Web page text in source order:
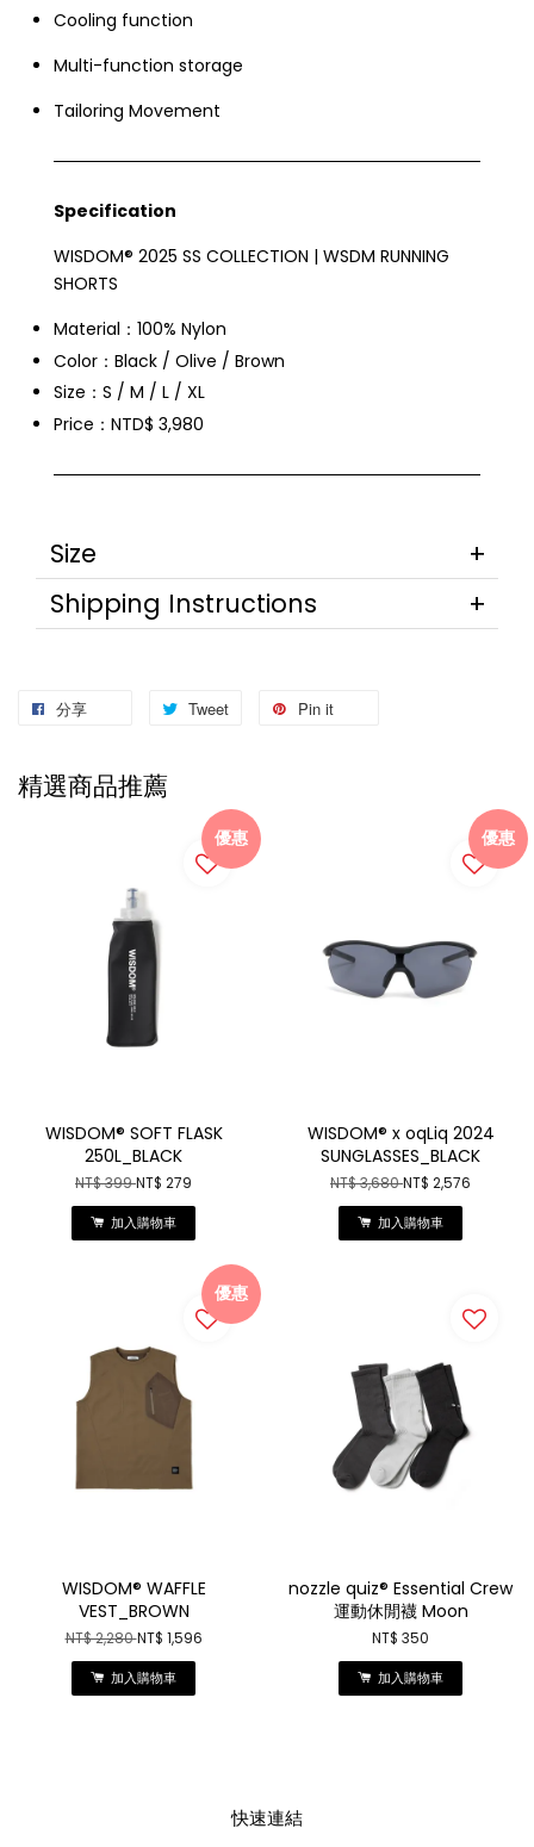
Cooling function
Multi-function storage
Tailoring Movement
Specification
WISDOM® 2025 SS COLLECTION | WSDM RUNNING
SHORTS
Material：100% Nylon
Color：Black / Olive / Brown
Size：S / M / L / XL
Price：NTD$ 3,980
Size
Shipping Instructions
分享 Tweet Pin it
精選商品推薦
優惠
WISDOM® SOFT FLASK
250L_BLACK
NT$ 399NT$ 279
加入購物車
優惠
WISDOM® x oqLiq 2024
SUNGLASSES_BLACK
NT$ 3,680NT$ 2,576
加入購物車
優惠
WISDOM® WAFFLE
VEST_BROWN
NT$ 2,280NT$ 1,596
加入購物車
nozzle quiz® Essential Crew
運動休閒襪 Moon
NT$ 350
加入購物車
快速連結